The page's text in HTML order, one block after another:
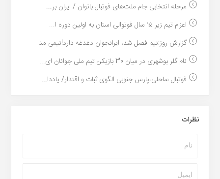
مرحله انتخابی جام ملت‌های فوتبال بانوان / ایران بر...
اعزام تیم زیر ١۵ سال فوتوالی استان به اولین دوره ا...
گزارش روز:نیم فصل شد، ایرانجوان دغدغه دارد!تیمی مد...
نام گلر بوشهری در میان 30 بازیکن تیم ملی جوانان ای...
فوتبال ساحلی،پارس جنوبی الگوی ثبات و اقتدار/ یاددا...
نظرات